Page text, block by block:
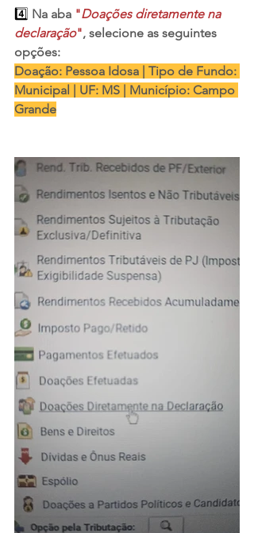
4️⃣ Na aba "Doações diretamente na
declaração", selecione as seguintes
opções:
Doação: Pessoa Idosa | Tipo de Fundo:
Municipal | UF: MS | Município: Campo
Grande